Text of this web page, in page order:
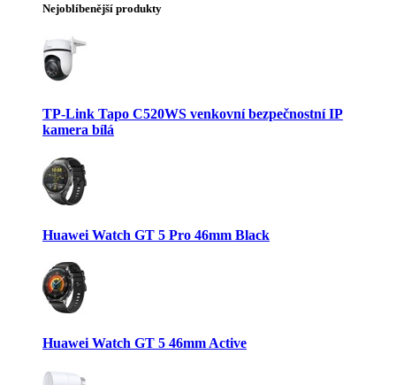
Nejoblíbenější produkty
TP-Link Tapo C520WS venkovní bezpečnostní IP
kamera bílá
Huawei Watch GT 5 Pro 46mm Black
Huawei Watch GT 5 46mm Active